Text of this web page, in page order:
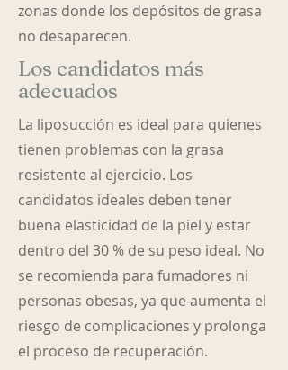
zonas donde los depósitos de grasa
no desaparecen.
Los candidatos más
adecuados
La liposucción es ideal para quienes
tienen problemas con la grasa
resistente al ejercicio. Los
candidatos ideales deben tener
buena elasticidad de la piel y estar
dentro del 30 % de su peso ideal. No
se recomienda para fumadores ni
personas obesas, ya que aumenta el
riesgo de complicaciones y prolonga
el proceso de recuperación.